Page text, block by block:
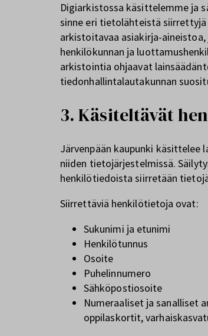
Digiarkistossa käsittelemme ja
sinne eri tietolähteistä
arkistoitavaa asiakirja-
henkilökunnan ja
arkistointia ohjaavat
tiedonhallintalautakunnan
3. Käsiteltävät
Järvenpään kaupunki käsittelee
niiden tietojärjestelmissä.
henkilötiedoista siirretään
Siirrettäviä henkilötietoja ovat:
Sukunimi ja etunimi
Henkilötunnus
Osoite
Puhelinnumero
Sähköpostiosoite
Numeraaliset ja sanalliset
oppilaskortit,